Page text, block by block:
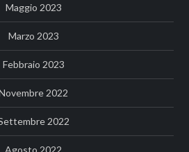
Maggio 2023
Marzo 2023
Febbraio 2023
2022
2022
Agosto 2022